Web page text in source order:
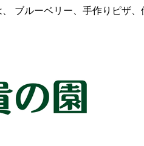
ブルーベリー、手作りピザ、